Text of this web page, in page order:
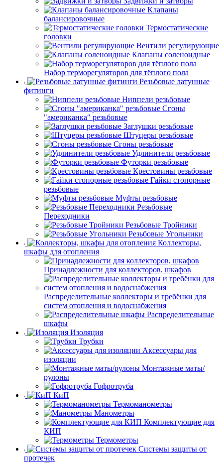
Клапаны
балансировочные
Термостатические
головки
Вентили регулирующие
Клапаны соленоидные
Набор терморегуляторов для тёплого пола
Резьбовые латунные
фитинги
Ниппели резьбовые
Сгоны
"американка" резьбовые
Заглушки резьбовые
Штуцеры резьбовые
Сгоны резьбовые
Удлинители резьбовые
Футорки резьбовые
Крестовины резьбовые
Гайки стопорные
резьбовые
Муфты резьбовые
Резьбовые
Переходники
Резьбовые Тройники
Резьбовые Угольники
Коллекторы,
шкафы для отопления
Принадлежности для коллекторов, шкафов
Распределительные коллекторы и гребёнки для
систем отопления и водоснабжения
Распределительные
шкафы
Изоляция
Трубки
Аксессуары для
изоляции
Монтажные маты/
рулоны
Гофротруба
КиП
Термоманометры
Манометры
Комплектующие для
КИП
Термометры
Системы защиты от
протечек